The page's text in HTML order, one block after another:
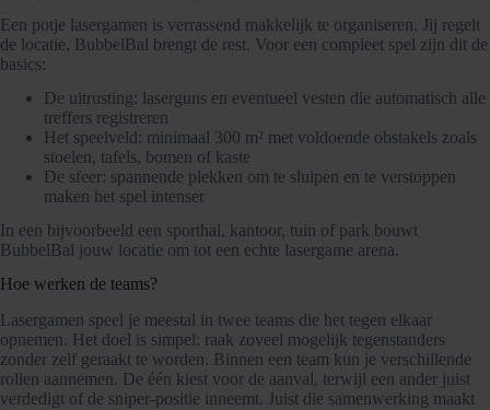
Een potje lasergamen is verrassend makkelijk te organiseren. Jij regelt
de locatie, BubbelBal brengt de rest. Voor een compleet spel zijn dit de
basics:
De uitrusting: laserguns en eventueel vesten die automatisch alle
treffers registreren
Het speelveld: minimaal 300 m² met voldoende obstakels zoals
stoelen, tafels, bomen of kaste
De sfeer: spannende plekken om te sluipen en te verstoppen
maken het spel intenser
In een bijvoorbeeld een sporthal, kantoor, tuin of park bouwt
BubbelBal jouw locatie om tot een echte lasergame arena.
Hoe werken de teams?
Lasergamen speel je meestal in twee teams die het tegen elkaar
opnemen. Het doel is simpel: raak zoveel mogelijk tegenstanders
zonder zelf geraakt te worden. Binnen een team kun je verschillende
rollen aannemen. De één kiest voor de aanval, terwijl een ander juist
verdedigt of de sniper-positie inneemt. Juist die samenwerking maakt